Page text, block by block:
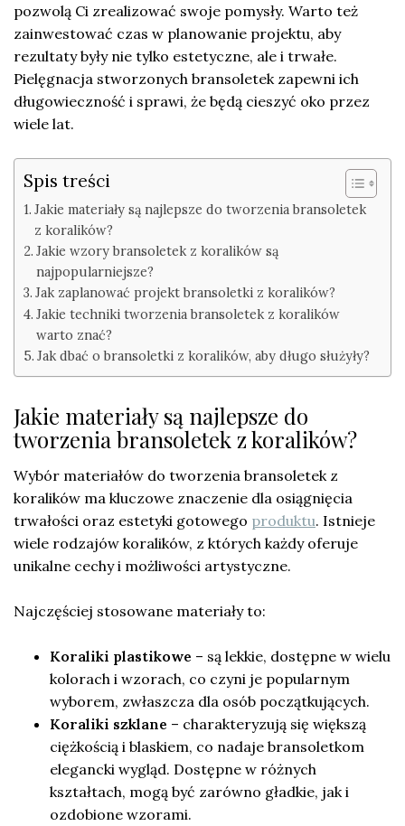
pozwolą Ci zrealizować swoje pomysły. Warto też
zainwestować czas w planowanie projektu, aby
rezultaty były nie tylko estetyczne, ale i trwałe.
Pielęgnacja stworzonych bransoletek zapewni ich
długowieczność i sprawi, że będą cieszyć oko przez
wiele lat.
Spis treści
Jakie materiały są najlepsze do tworzenia bransoletek
z koralików?
Jakie wzory bransoletek z koralików są
najpopularniejsze?
Jak zaplanować projekt bransoletki z koralików?
Jakie techniki tworzenia bransoletek z koralików
warto znać?
Jak dbać o bransoletki z koralików, aby długo służyły?
Jakie materiały są najlepsze do
tworzenia bransoletek z koralików?
Wybór materiałów do tworzenia bransoletek z
koralików ma kluczowe znaczenie dla osiągnięcia
trwałości oraz estetyki gotowego produktu. Istnieje
wiele rodzajów koralików, z których każdy oferuje
unikalne cechy i możliwości artystyczne.
Najczęściej stosowane materiały to:
Koraliki plastikowe – są lekkie, dostępne w wielu
kolorach i wzorach, co czyni je popularnym
wyborem, zwłaszcza dla osób początkujących.
Koraliki szklane – charakteryzują się większą
ciężkością i blaskiem, co nadaje bransoletkom
elegancki wygląd. Dostępne w różnych
kształtach, mogą być zarówno gładkie, jak i
ozdobione wzorami.